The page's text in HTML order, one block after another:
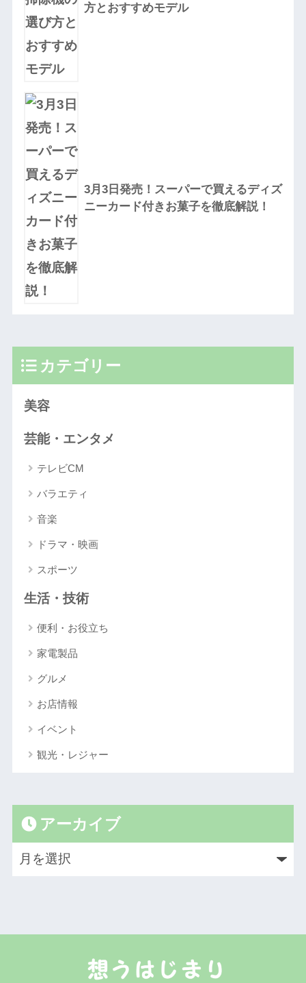
方とおすすめモデル
3月3日発売！スーパーで買えるディズ
ニーカード付きお菓子を徹底解説！
カテゴリー
美容
芸能・エンタメ
テレビCM
バラエティ
音楽
ドラマ・映画
スポーツ
生活・技術
便利・お役立ち
家電製品
グルメ
お店情報
イベント
観光・レジャー
アーカイブ